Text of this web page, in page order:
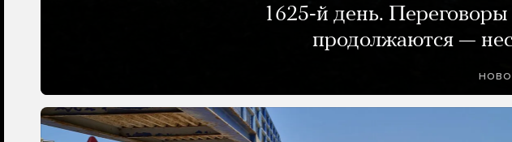
1625-й день.
продолжаются —